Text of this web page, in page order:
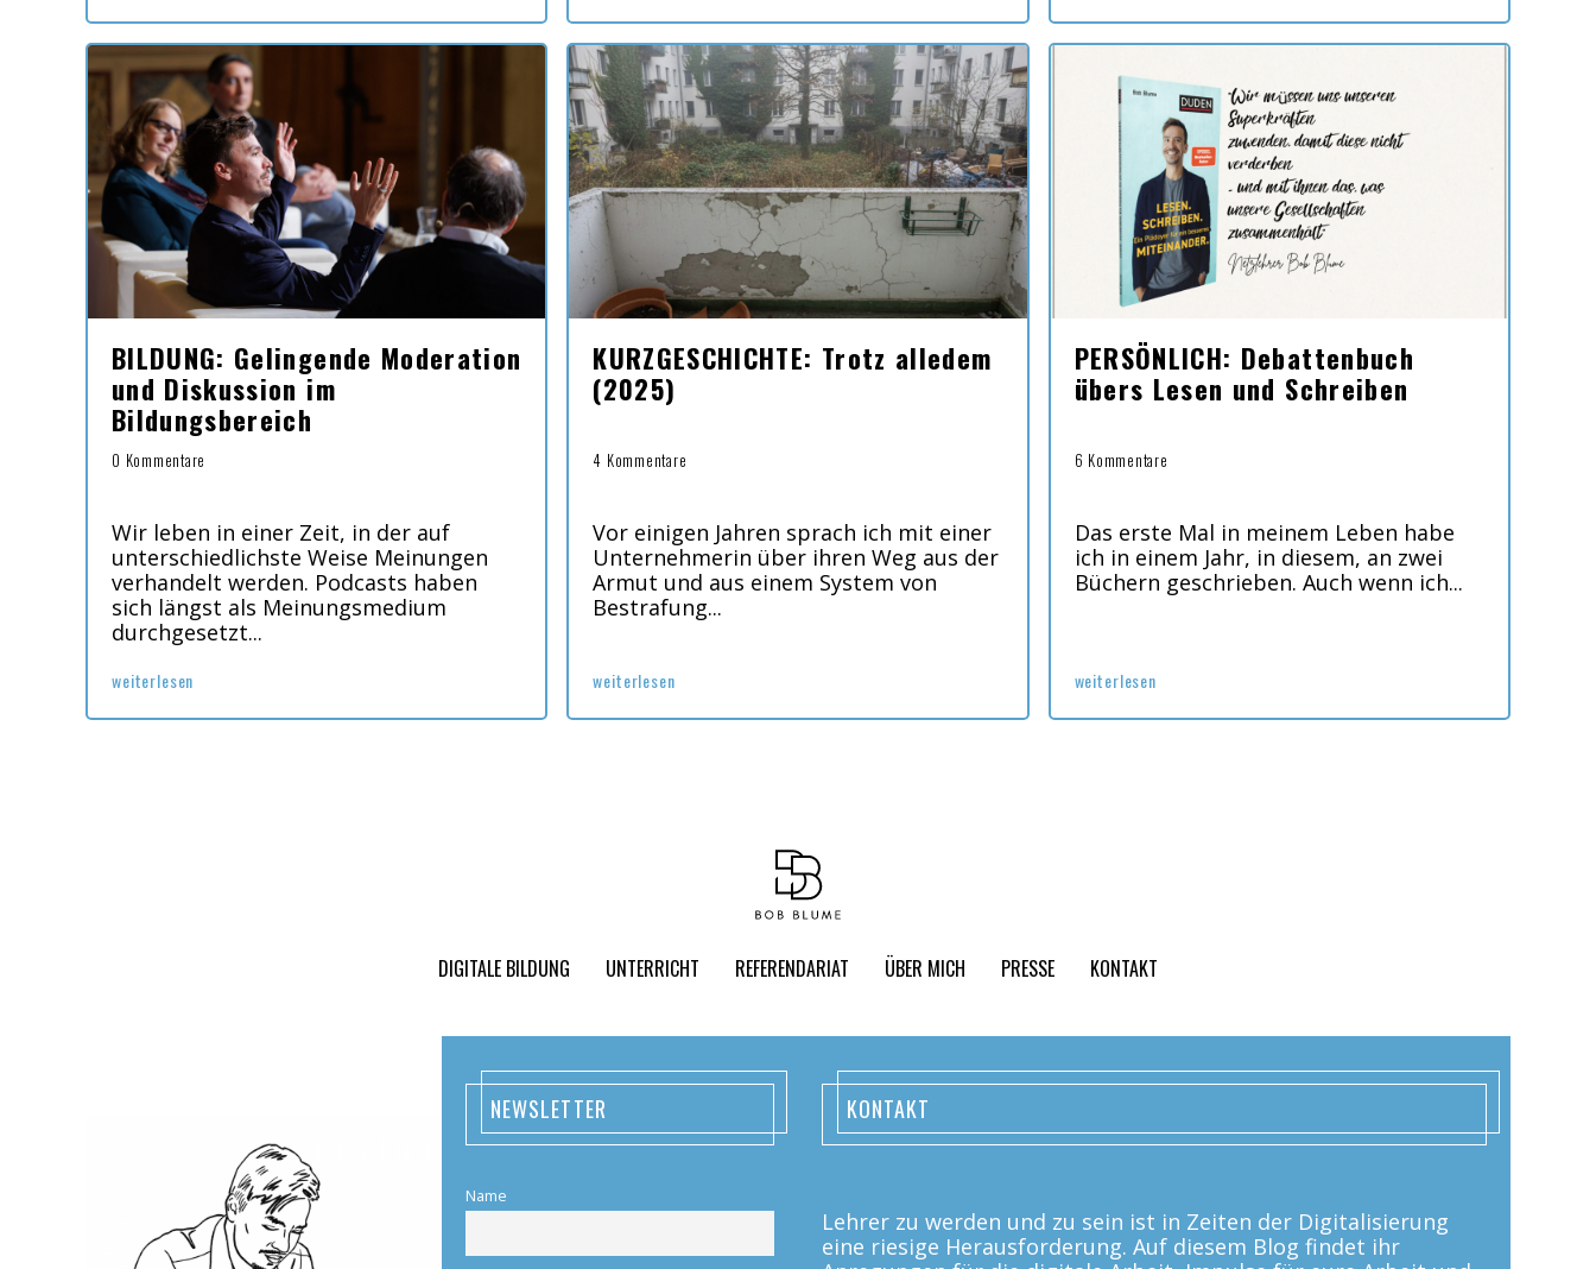
BILDUNG: Gelingende Moderation
und Diskussion im
Bildungsbereich
0 Kommentare
Wir leben in einer Zeit, in der auf
unterschiedlichste Weise Meinungen
verhandelt werden. Podcasts haben
sich längst als Meinungsmedium
durchgesetzt...
weiterlesen
KURZGESCHICHTE: Trotz alledem
(2025)
4 Kommentare
Vor einigen Jahren sprach ich mit einer
Unternehmerin über ihren Weg aus der
Armut und aus einem System von
Bestrafung...
weiterlesen
PERSÖNLICH: Debattenbuch
übers Lesen und Schreiben
6 Kommentare
Das erste Mal in meinem Leben habe
ich in einem Jahr, in diesem, an zwei
Büchern geschrieben. Auch wenn ich...
weiterlesen
DIGITALE BILDUNG UNTERRICHT REFERENDARIAT ÜBER MICH PRESSE KONTAKT
NEWSLETTER
Name
KONTAKT
Lehrer zu werden und zu sein ist in Zeiten der Digitalisierung
eine riesige Herausforderung. Auf diesem Blog findet ihr